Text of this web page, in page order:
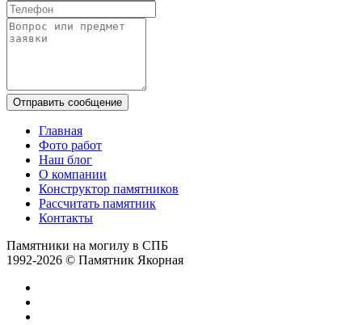
Отправить сообщение
Главная
Фото работ
Наш блог
О компании
Конструктор памятников
Рассчитать памятник
Контакты
Памятники на могилу в СПБ
1992-2026 © Памятник Якорная